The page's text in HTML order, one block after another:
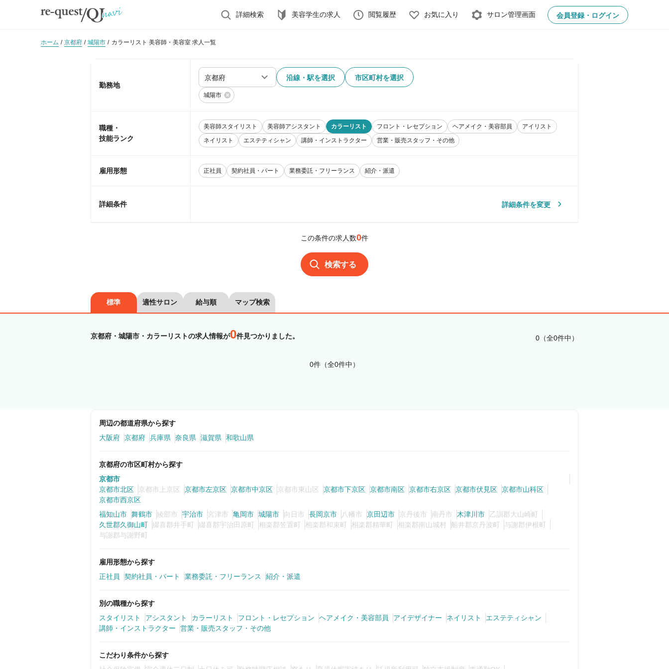
詳細検索 美容学生の求人 閲覧履歴 お気に入り サロン管理画面 会員登録・ログイン
ホーム 京都府 城陽市 カラーリスト 美容師・美容室 求人一覧
勤務地
沿線・駅を選択 市区町村を選択
城陽市
職種・
技能ランク
美容師スタイリスト 美容師アシスタント カラーリスト フロント・レセプション ヘアメイク・美容部員
アイリスト
ネイリスト
エステティシャン 講師・インストラクター 営業・販売スタッフ・その他
雇用形態 正社員 契約社員・パート 業務委託・フリーランス 紹介・派遣
詳細条件 詳細条件を変更
この条件の求人数0件
検索する
標準 適性サロン 給与順 マップ検索
京都府・城陽市・カラーリストの求人情報が0件見つかりました。 0（全0件中）
0件（全0件中）
周辺の都道府県から探す
大阪府 京都府 兵庫県 奈良県 滋賀県 和歌山県
京都府の市区町村から探す
京都市
京都市北区
京都市上京区 京都市左京区 京都市中京区 京都市東山区 京都市下京区 京都市南区 京都市右京区 京都市伏見区 京都市山科区
京都市西京区
福知山市 舞鶴市 綾部市 宇治市 宮津市 亀岡市 城陽市 向日市 長岡京市 八幡市 京田辺市 京丹後市 南丹市 木津川市
乙訓郡大山崎町
久世郡久御山町 綴喜郡井手町 綴喜郡宇治田原町 相楽郡笠置町 相楽郡和束町 相楽郡精華町 相楽郡南山城村 船井郡京丹波町
与謝郡伊根町
与謝郡与謝野町
雇用形態から探す
正社員
契約社員・パート 業務委託・フリーランス 紹介・派遣
別の職種から探す
スタイリスト
アシスタント カラーリスト フロント・レセプション ヘアメイク・美容部員 アイデザイナー ネイリスト
エステティシャン
講師・インストラクター
営業・販売スタッフ・その他
こだわり条件から探す